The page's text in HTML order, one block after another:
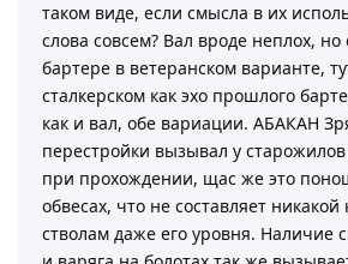
таком виде, если смысла в их
слова совсем? Вал вроде неплох, но
бартере в ветеранском варианте,
сталкерском как эхо прошлого
как и вал, обе вариации. АБАКАН
перестройки вызывал у
при прохождении, щас же это
обвесах, что не составляет
стволам даже его уровня. Наличие